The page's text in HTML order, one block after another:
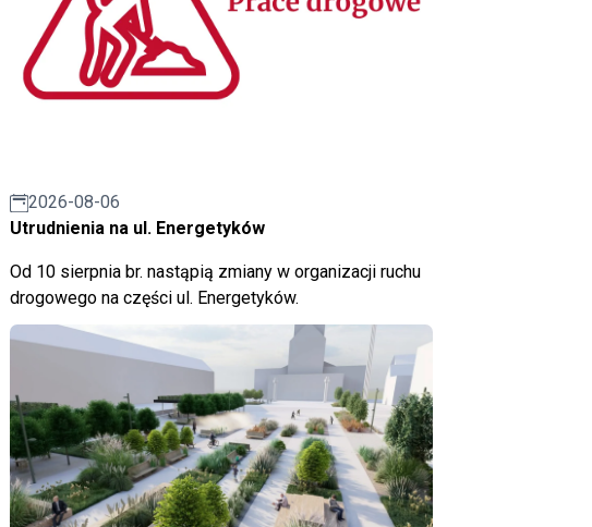
2026-08-06
Utrudnienia na ul. Energetyków
Od 10 sierpnia br. nastąpią zmiany w organizacji ruchu
drogowego na części ul. Energetyków.